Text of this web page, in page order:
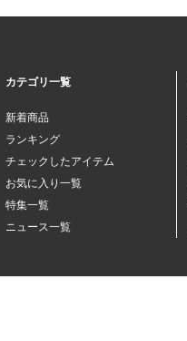
カテゴリ一覧
新着商品
ランキング
チェックしたアイテム
お気に入り一覧
特集一覧
ニュース一覧